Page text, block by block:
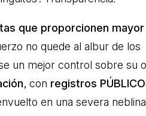
que proporcionen mayor
no quede al albur de los
un mejor control sobre su
, con registros
en una severa